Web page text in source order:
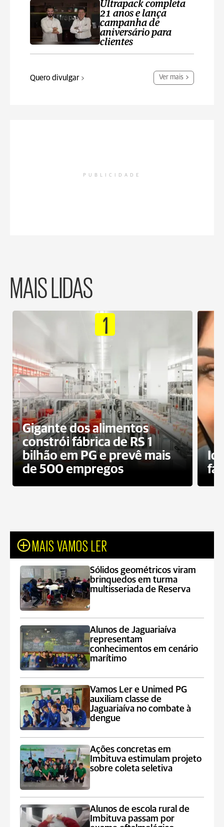
Ultrapack completa
21 anos e lança
campanha de
aniversário para
clientes
Quero divulgar Ver mais
PUBLICIDADE
MAIS LIDAS
1
Gigante dos alimentos
constrói fábrica de RS 1
bilhão em PG e prevê mais
de 500 empregos
MAIS VAMOS LER
Sólidos geométricos viram
brinquedos em turma
multisseriada de Reserva
Alunos de Jaguariaíva
representam
conhecimentos em cenário
marítimo
Vamos Ler e Unimed PG
auxiliam classe de
Jaguariaíva no combate à
dengue
Ações concretas em
Imbituva estimulam projeto
sobre coleta seletiva
Alunos de escola rural de
Imbituva passam por